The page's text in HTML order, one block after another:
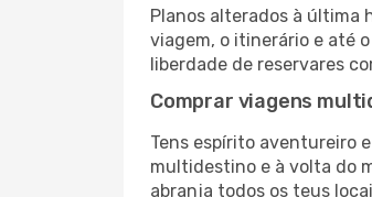
Planos alterados à última
viagem, o itinerário e até
liberdade de reservares
Comprar viagens
Tens espírito aventureiro
multidestino e à volta do
abranja todos os teus